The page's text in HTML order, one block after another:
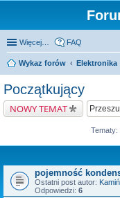
Więcej… FAQ
Wykaz forów Elektronika
Początkujący
NOWY TEMAT
Tematy:
pojemność
Ostatni post autor:
Odpowiedzi: 6